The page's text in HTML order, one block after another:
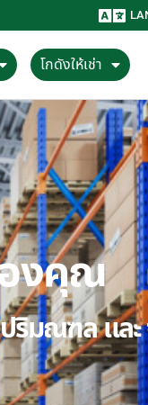
โกดังให้เช่า
องคุณ
ปริมณฑล แ